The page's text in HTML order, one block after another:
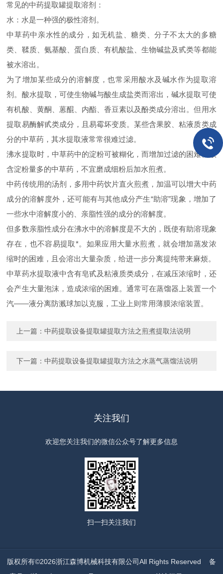
常见的中药提取罐提取溶剂：
水：水是一种强的极性溶剂。
中草药中亲水性的成分，如无机盐、糖类、分子不太大的多糖
类、鞣质、氨基酸、蛋白质、有机酸盐、生物碱盐及甙类等都能
被水溶出。
为了增加某些成分的溶解度，也常采用酸水及碱水作为提取溶
剂。酸水提取，可使生物碱与酸生成盐类而溶出，碱水提取可使
有机酸、黄酮、蒽醌、内酯、香豆素以及酚类成分溶出。但用水
提取易酶解甙类成分，且易霉坏变质。某些含果胶、粘液质类成
分的中草药，其水提取液常常很难过滤。
沸水提取时，中草药中的淀粉可被糊化，而增加过滤的困难。故
含淀粉量多的中草药，不宜磨成细粉后加水煎煮。
中药传统用的汤剂，多用中药饮片直火煎煮，加温可以增大中药
成分的溶解度外，还可能有与其他成分产生“助溶”现象，增加了
一些水中溶解度小的、亲脂性强的成分的溶解度。
但多数亲脂性成分在沸水中的溶解度是不大的，既使有助溶现象
存在，也不容易提取*。如果应用大量水煎煮，就会增加蒸发浓
缩时的困难，且会溶出大量杂质，给进一步分离提纯带来麻烦。
中草药水提取液中含有皂甙及粘液质类成分，在减压浓缩时，还
会产生大量泡沫，造成浓缩的困难。通常可在蒸馏器上装置一个
汽——液分离防溅球加以克服，工业上则常用薄膜浓缩装置。
上一篇：中药提取设备提取罐提取方法之煎煮提取法说明
下一篇：中药提取设备提取罐提取方法之水蒸气蒸馏法说明
关注我们
欢迎您关注我们的微信公众号了解更多信息
扫一扫关注我们
版权所有©2026浙江森博机械科技有限公司All Rights Reserved 备